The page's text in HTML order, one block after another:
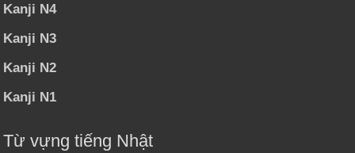
Kanji N4
Kanji N3
Kanji N2
Kanji N1
Từ vựng tiếng Nhật